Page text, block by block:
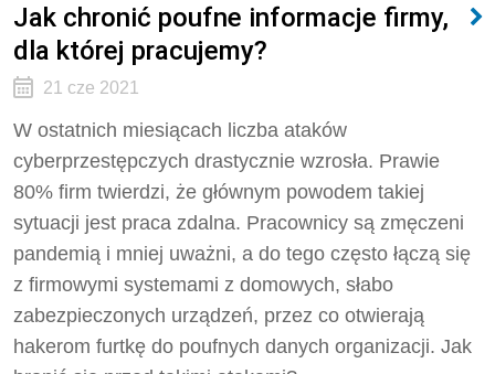
Jak chronić poufne informacje firmy,
dla której pracujemy?
21 cze 2021
W ostatnich miesiącach liczba ataków
cyberprzestępczych drastycznie wzrosła. Prawie
80% firm twierdzi, że głównym powodem takiej
sytuacji jest praca zdalna. Pracownicy są zmęczeni
pandemią i mniej uważni, a do tego często łączą się
z firmowymi systemami z domowych, słabo
zabezpieczonych urządzeń, przez co otwierają
hakerom furtkę do poufnych danych organizacji. Jak